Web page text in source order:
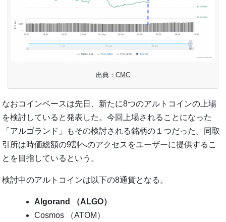
出典： CMC
なおコインベースは先日、新たに8つのアルトコインの上場
を検討していると発表した。今回上場されることになった
「アルゴランド」もその検討される銘柄の１つだった。同取
引所は時価総額の9割へのアクセスをユーザーに提供するこ
とを目指しているという。
検討中のアルトコインは以下の8通貨となる。
Algorand （ALGO）
Cosmos （ATOM）